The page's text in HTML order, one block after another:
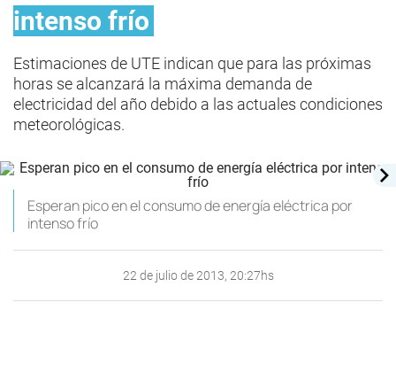
intenso frío
Estimaciones de UTE indican que para las próximas
horas se alcanzará la máxima demanda de
electricidad del año debido a las actuales condiciones
meteorológicas.
Esperan pico en el consumo de energía eléctrica por
intenso frío
22 de julio de 2013, 20:27hs